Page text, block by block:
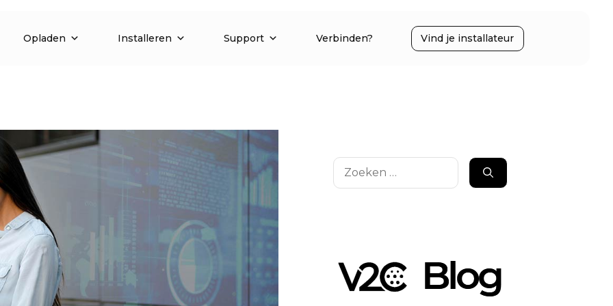
Opladen Installeren Support Verbinden? Vind je installateur
Zoek
naar: